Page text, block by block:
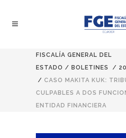
FISCALÍA GENERAL DEL
ESTADO / BOLETINES /
/ CASO MAKITA KUK:
CULPABLES A DOS
ENTIDAD FINANCIERA